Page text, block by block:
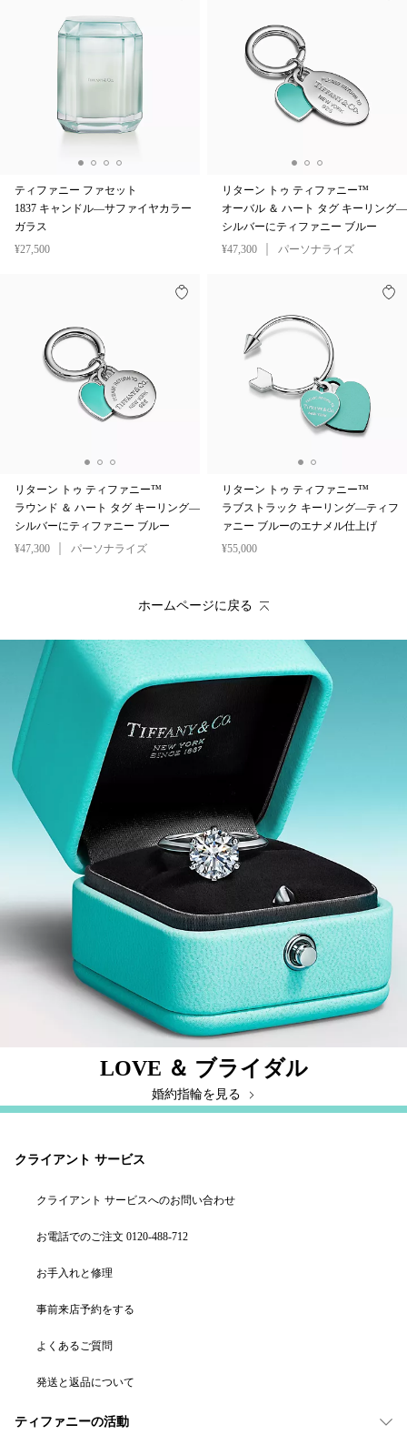
ティファニー ファセット
1837 キャンドル—サファイヤカラー
ガラス
¥27,500
リターン トゥ ティファニー™
オーバル ＆ ハート タグ キーリング—
シルバーにティファニー ブルー
¥47,300
パーソナライズ
リターン トゥ ティファニー™
ラウンド ＆ ハート タグ キーリング—
シルバーにティファニー ブルー
¥47,300
パーソナライズ
リターン トゥ ティファニー™
ラブストラック キーリング—ティフ
ァニー ブルーのエナメル仕上げ
¥55,000
ホームページに戻る
LOVE ＆ ブライダル
婚約指輪を見る
クライアント サービス
クライアント サービスへのお問い合わせ
お電話でのご注文 0120-488-712
お手入れと修理
事前来店予約をする
よくあるご質問
発送と返品について
ティファニーの活動